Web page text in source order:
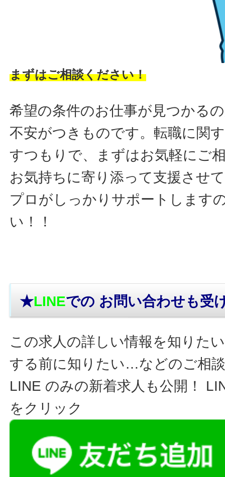
まずはご相談ください！
希望の条件のお仕事が見つかる
不安がつきものです。転職に関
すつもりで、まずはお気軽にご
お気持ちに寄り添って支援させ
プロがしっかりサポートします
い！！
★LINEでの お問い合わせも受
この求人の詳しい情報を知りた
する前に知りたい…などのご相
LINE のみの新着求人も公開！
をクリック